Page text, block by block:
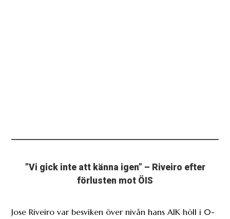
”Vi gick inte att känna igen” – Riveiro efter
förlusten mot ÖIS
Jose Riveiro var besviken över nivån hans AIK höll i 0-